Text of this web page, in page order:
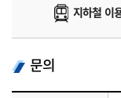
지하철 이
문의